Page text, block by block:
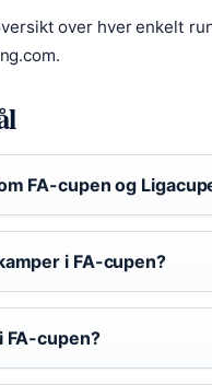
over hver enkelt
FA-cupen og
i FA-cupen?
FA-cupen?